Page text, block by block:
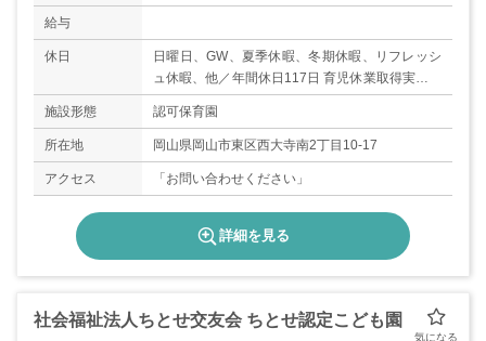
給与
休日
日曜日、GW、夏季休暇、冬期休暇、リフレッシ
ュ休暇、他／年間休日117日 育児休業取得実績あ
り
施設形態 認可保育園
所在地 岡山県岡山市東区西大寺南2丁目10-17
アクセス 「お問い合わせください」
詳細を見る
社会福祉法人ちとせ交友会 ちとせ認定こども園